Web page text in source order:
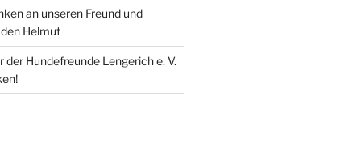
an unseren Freund und
Helmut
der Hundefreunde Lengerich e. V.